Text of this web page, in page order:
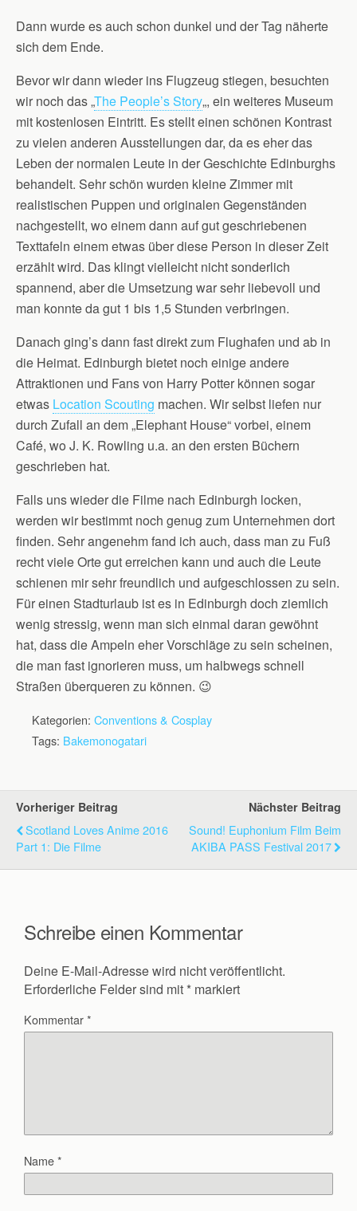
Dann wurde es auch schon dunkel und der Tag näherte
sich dem Ende.
Bevor wir dann wieder ins Flugzeug stiegen, besuchten
wir noch das „The People’s Story„, ein weiteres Museum
mit kostenlosen Eintritt. Es stellt einen schönen Kontrast
zu vielen anderen Ausstellungen dar, da es eher das
Leben der normalen Leute in der Geschichte Edinburghs
behandelt. Sehr schön wurden kleine Zimmer mit
realistischen Puppen und originalen Gegenständen
nachgestellt, wo einem dann auf gut geschriebenen
Texttafeln einem etwas über diese Person in dieser Zeit
erzählt wird. Das klingt vielleicht nicht sonderlich
spannend, aber die Umsetzung war sehr liebevoll und
man konnte da gut 1 bis 1,5 Stunden verbringen.
Danach ging’s dann fast direkt zum Flughafen und ab in
die Heimat. Edinburgh bietet noch einige andere
Attraktionen und Fans von Harry Potter können sogar
etwas Location Scouting machen. Wir selbst liefen nur
durch Zufall an dem „Elephant House“ vorbei, einem
Café, wo J. K. Rowling u.a. an den ersten Büchern
geschrieben hat.
Falls uns wieder die Filme nach Edinburgh locken,
werden wir bestimmt noch genug zum Unternehmen dort
finden. Sehr angenehm fand ich auch, dass man zu Fuß
recht viele Orte gut erreichen kann und auch die Leute
schienen mir sehr freundlich und aufgeschlossen zu sein.
Für einen Stadturlaub ist es in Edinburgh doch ziemlich
wenig stressig, wenn man sich einmal daran gewöhnt
hat, dass die Ampeln eher Vorschläge zu sein scheinen,
die man fast ignorieren muss, um halbwegs schnell
Straßen überqueren zu können. 😉
Kategorien: Conventions & Cosplay
Tags: Bakemonogatari
Vorheriger Beitrag
Scotland Loves Anime 2016
Part 1: Die Filme
Nächster Beitrag
Sound! Euphonium Film Beim
AKIBA PASS Festival 2017
Schreibe einen Kommentar
Deine E-Mail-Adresse wird nicht veröffentlicht.
Erforderliche Felder sind mit * markiert
Kommentar*
Name*